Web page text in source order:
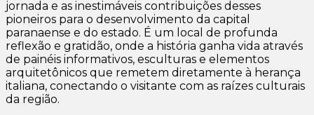
jornada e as inestimáveis contribuições desses
pioneiros para o desenvolvimento da capital
paranaense e do estado. É um local de profunda
reflexão e gratidão, onde a história ganha vida através
de painéis informativos, esculturas e elementos
arquitetônicos que remetem diretamente à herança
italiana, conectando o visitante com as raízes culturais
da região.